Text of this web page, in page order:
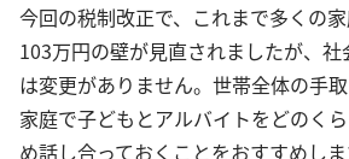
今回の税制改正で、これまで多くの
103万円の壁が見直されましたが、
は変更がありません。世帯全体の手取
家庭で子どもとアルバイトをどのく
め話し合っておくことをおすすめしま